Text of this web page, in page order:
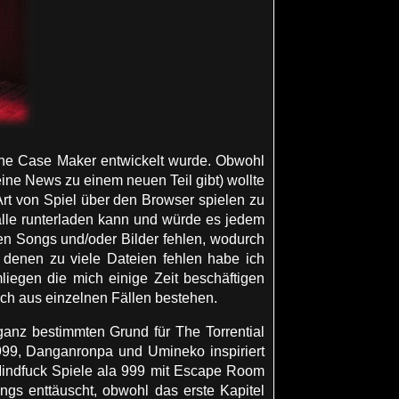
Case Maker entwickelt wurde. Obwohl
News zu einem neuen Teil gibt) wollte
von Spiel über den Browser spielen zu
runterladen kann und würde es jedem
Songs und/oder Bilder fehlen, wodurch
zu viele Dateien fehlen habe ich
die mich einige Zeit beschäftigen
aus einzelnen Fällen bestehen.
bestimmten Grund für The Torrential
Danganronpa und Umineko inspiriert
Spiele ala 999 mit Escape Room
enttäuscht, obwohl das erste Kapitel